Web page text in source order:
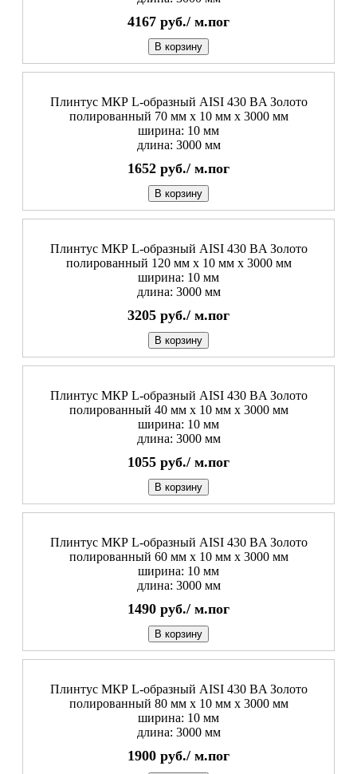
4167 руб./ м.пог
В корзину
Плинтус МКР L-образный AISI 430 BA Золото
полированный 70 мм x 10 мм х 3000 мм
ширина: 10 мм
длина: 3000 мм
1652 руб./ м.пог
В корзину
Плинтус МКР L-образный AISI 430 BA Золото
полированный 120 мм x 10 мм х 3000 мм
ширина: 10 мм
длина: 3000 мм
3205 руб./ м.пог
В корзину
Плинтус МКР L-образный AISI 430 BA Золото
полированный 40 мм x 10 мм х 3000 мм
ширина: 10 мм
длина: 3000 мм
1055 руб./ м.пог
В корзину
Плинтус МКР L-образный AISI 430 BA Золото
полированный 60 мм x 10 мм х 3000 мм
ширина: 10 мм
длина: 3000 мм
1490 руб./ м.пог
В корзину
Плинтус МКР L-образный AISI 430 BA Золото
полированный 80 мм x 10 мм х 3000 мм
ширина: 10 мм
длина: 3000 мм
1900 руб./ м.пог